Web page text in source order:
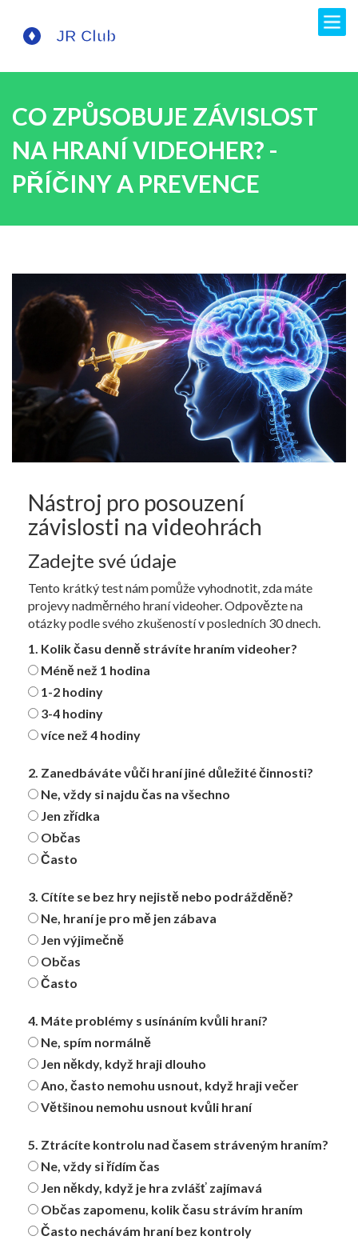
CO ZPŮSOBUJE ZÁVISLOST
NA HRANÍ VIDEOHER? -
PŘÍČINY A PREVENCE
Nástroj pro posouzení
závislosti na videohrách
Zadejte své údaje
Tento krátký test nám pomůže vyhodnotit, zda máte
projevy nadměrného hraní videoher. Odpovězte na
otázky podle svého zkušeností v posledních 30 dnech.
1. Kolik času denně strávíte hraním videoher?
Méně než 1 hodina
1-2 hodiny
3-4 hodiny
více než 4 hodiny
2. Zanedbáváte vůči hraní jiné důležité činnosti?
Ne, vždy si najdu čas na všechno
Jen zřídka
Občas
Často
3. Cítíte se bez hry nejistě nebo podrážděně?
Ne, hraní je pro mě jen zábava
Jen výjimečně
Občas
Často
4. Máte problémy s usínáním kvůli hraní?
Ne, spím normálně
Jen někdy, když hraji dlouho
Ano, často nemohu usnout, když hraji večer
Většinou nemohu usnout kvůli hraní
5. Ztrácíte kontrolu nad časem stráveným hraním?
Ne, vždy si řídím čas
Jen někdy, když je hra zvlášť zajímavá
Občas zapomenu, kolik času strávím hraním
Často nechávám hraní bez kontroly